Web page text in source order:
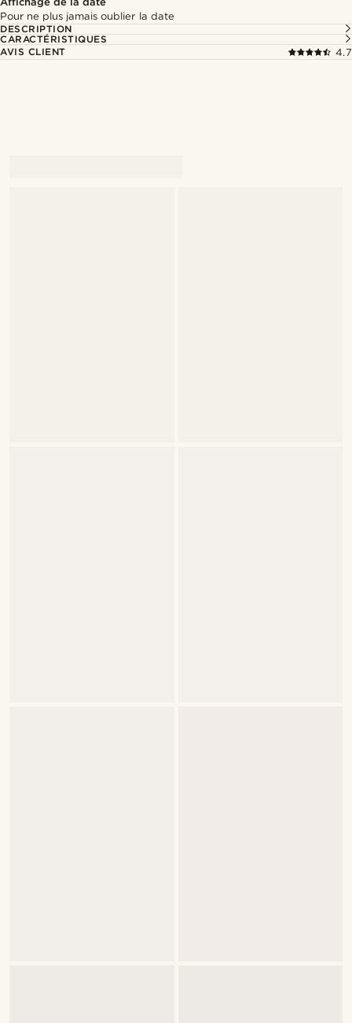
Pour ne plus jamais oublier la date
DESCRIPTION
CARACTÉRISTIQUES
AVIS CLIENT
4.7